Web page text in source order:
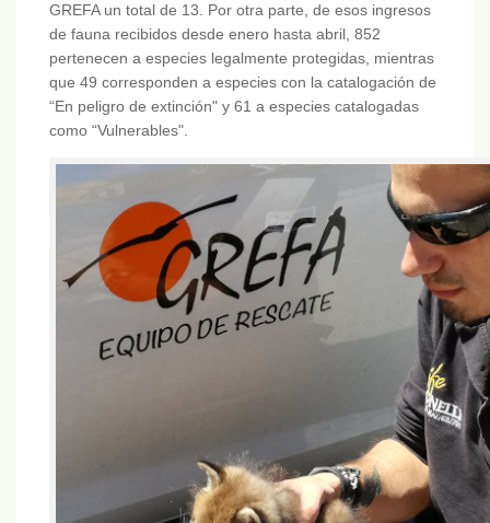
GREFA un total de 13. Por otra parte, de esos ingresos
de fauna recibidos desde enero hasta abril, 852
pertenecen a especies legalmente protegidas, mientras
que 49 corresponden a especies con la catalogación de
“En peligro de extinción" y 61 a especies catalogadas
como “Vulnerables".